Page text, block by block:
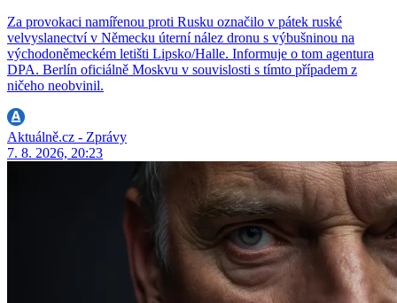
Za provokaci namířenou proti Rusku označilo v pátek ruské
velvyslanectví v Německu úterní nález dronu s výbušninou na
východoněmeckém letišti Lipsko/Halle. Informuje o tom agentura
DPA. Berlín oficiálně Moskvu v souvislosti s tímto případem z
ničeho neobvinil.
Aktuálně.cz - Zprávy
7. 8. 2026, 20:23